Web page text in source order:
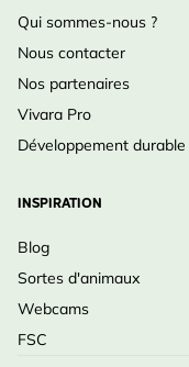
Qui sommes-nous ?
Nous contacter
Nos partenaires
Vivara Pro
Développement durable
INSPIRATION
Blog
Sortes d'animaux
Webcams
FSC